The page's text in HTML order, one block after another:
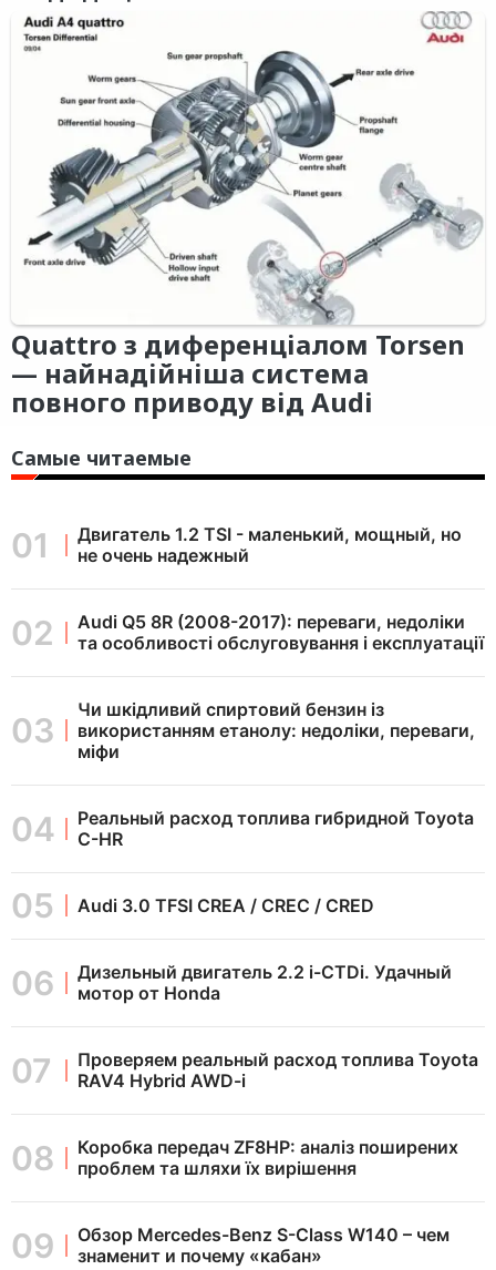
Quattro з диференціалом Torsen
— найнадійніша система
повного приводу від Audi
Самые читаемые
Двигатель 1.2 TSI - маленький, мощный, но
не очень надежный
Audi Q5 8R (2008-2017): переваги, недоліки
та особливості обслуговування і експлуатації
Чи шкідливий спиртовий бензин із
використанням етанолу: недоліки, переваги,
міфи
Реальный расход топлива гибридной Toyota
C-HR
Audi 3.0 TFSI CREA / CREC / CRED
Дизельный двигатель 2.2 i-CTDi. Удачный
мотор от Honda
Проверяем реальный расход топлива Toyota
RAV4 Hybrid AWD-i
Коробка передач ZF8HP: аналіз поширених
проблем та шляхи їх вирішення
Обзор Mercedes-Benz S-Class W140 – чем
знаменит и почему «кабан»